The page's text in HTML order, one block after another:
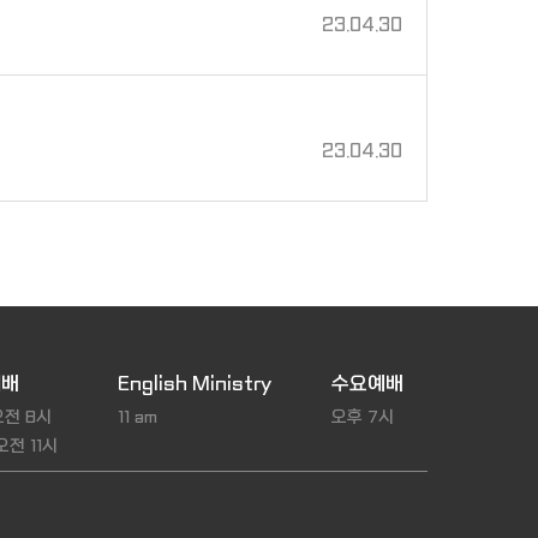
23.04.30
23.04.30
8시
11시
English Ministry
11 am
수요예배
오후 7시